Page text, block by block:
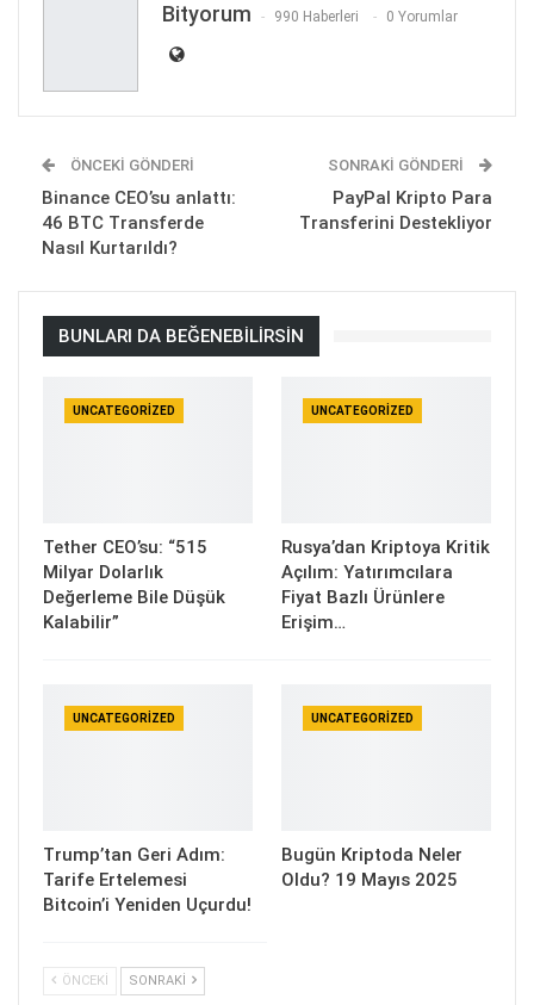
Bityorum 990 Haberleri 0 Yorumlar
ÖNCEKI GÖNDERI
Binance CEO’su anlattı:
46 BTC Transferde
Nasıl Kurtarıldı?
SONRAKI GÖNDERI
PayPal Kripto Para
Transferini Destekliyor
BUNLARI DA BEĞENEBILIRSIN
UNCATEGORIZED
Tether CEO’su: “515
Milyar Dolarlık
Değerleme Bile Düşük
Kalabilir”
UNCATEGORIZED
Rusya’dan Kriptoya Kritik
Açılım: Yatırımcılara
Fiyat Bazlı Ürünlere
Erişim…
UNCATEGORIZED
Trump’tan Geri Adım:
Tarife Ertelemesi
Bitcoin’i Yeniden Uçurdu!
UNCATEGORIZED
Bugün Kriptoda Neler
Oldu? 19 Mayıs 2025
ÖNCEKI SONRAKI